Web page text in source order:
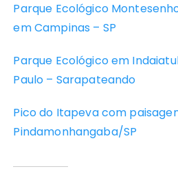
Parque Ecológico
em Campinas – SP
Parque Ecológico em
Paulo – Sarapateando
Pico do Itapeva com
Pindamonhangaba/SP